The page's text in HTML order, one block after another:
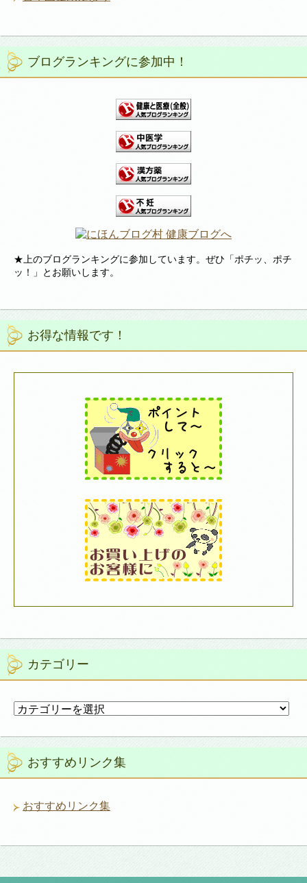
ブログランキングに参加中！
★上のブログランキングに参加しています。ぜひ「ポチッ、ポチ
ッ！」とお願いします。
お得な情報です！
カテゴリー
カ
ゴ
リ
ー おすすめリンク集
おすすめリンク集